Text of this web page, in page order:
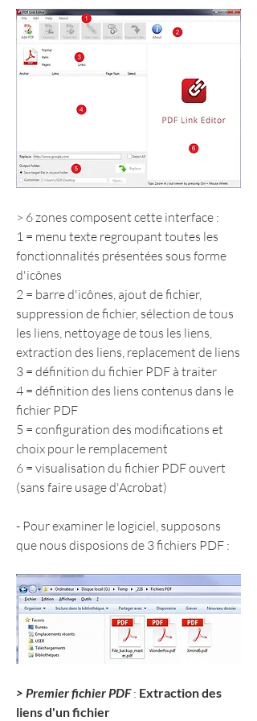
> 6 zones composent cette interface :
1 = menu texte regroupant toutes les
fonctionnalités présentées sous forme
d'icônes
2 = barre d'icônes, ajout de fichier,
suppression de fichier, sélection de tous
les liens, nettoyage de tous les liens,
extraction des liens, replacement de liens
3 = définition du fichier PDF à traiter
4 = définition des liens contenus dans le
fichier PDF
5 = configuration des modifications et
choix pour le remplacement
6 = visualisation du fichier PDF ouvert
(sans faire usage d'Acrobat)
- Pour examiner le logiciel, supposons
que nous disposions de 3 fichiers PDF :
> Premier fichier PDF : Extraction des
liens d'un fichier